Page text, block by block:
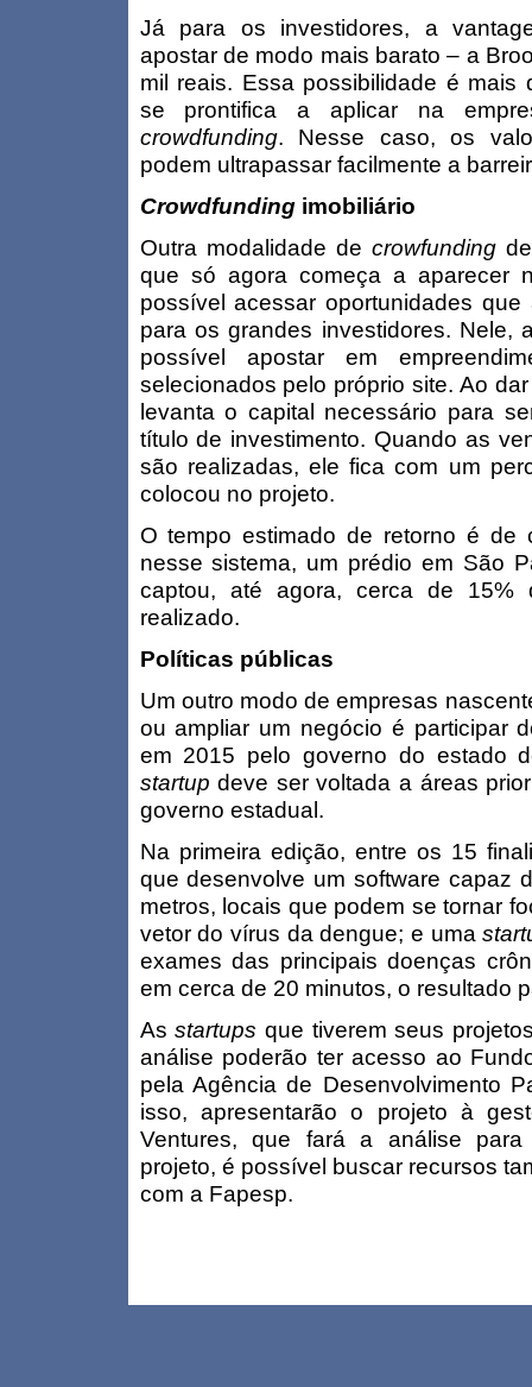
Já para os investidores, a
apostar de modo mais barato – a
mil reais. Essa possibilidade é mais
se prontifica a aplicar na
crowdfunding. Nesse caso, os
podem ultrapassar facilmente a
Crowdfundingimobiliário
Outra modalidade de crowfundingde
que só agora começa a aparecer
possível acessar oportunidades
para os grandes investidores. Nele,
possível apostar em
selecionados pelo próprio site. Ao
levanta o capital necessário para
título de investimento. Quando as
são realizadas, ele fica com um
colocou no projeto.
O tempo estimado de retorno é de
nesse sistema, um prédio em São
captou, até agora, cerca de 15%
realizado.
Políticas públicas
Um outro modo de empresas
ou ampliar um negócio é participar
em 2015 pelo governo do estado
startup deve ser voltada a áreas
governo estadual.
Na primeira edição, entre os 15
que desenvolve um software capaz
metros, locais que podem se tornar
vetor do vírus da dengue; e uma
exames das principais doenças
em cerca de 20 minutos, o resultado
Asstartups que tiverem seus
análise poderão ter acesso ao
pela Agência de Desenvolvimento
isso, apresentarão o projeto à
Ventures, que fará a análise
projeto, é possível buscar recursos
com a Fapesp.